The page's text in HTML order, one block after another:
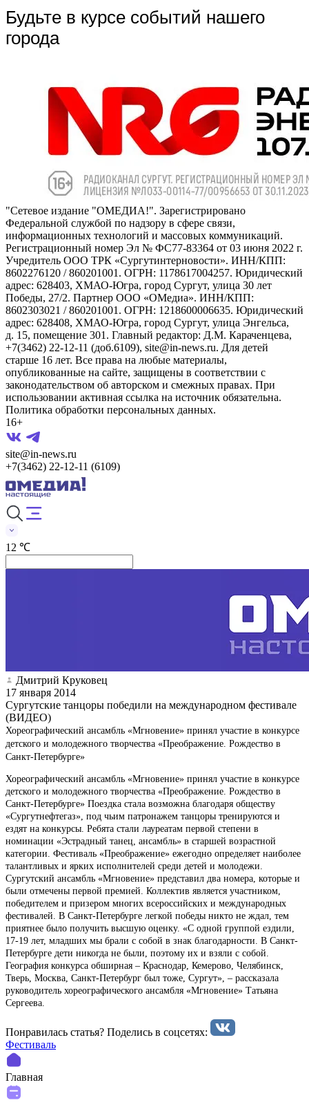
Будьте в курсе событий нашего
города
"Сетевое издание "ОМЕДИА!". Зарегистрировано
Федеральной службой по надзору в сфере связи,
информационных технологий и массовых коммуникаций.
Регистрационный номер Эл № ФС77-83364 от 03 июня 2022 г.
Учредитель ООО ТРК «Сургутинтерновости». ИНН/КПП:
8602276120 / 860201001. ОГРН: 1178617004257. Юридический
адрес: 628403, ХМАО-Югра, город Сургут, улица 30 лет
Победы, 27/2. Партнер ООО «ОМедиа». ИНН/КПП:
8602303021 / 860201001. ОГРН: 1218600006635. Юридический
адрес: 628408, ХМАО-Югра, город Сургут, улица Энгельса,
д. 15, помещение 301. Главный редактор: Д.М. Караченцева,
+7(3462) 22-12-11 (доб.6109), site@in-news.ru. Для детей
старше 16 лет. Все права на любые материалы,
опубликованные на сайте, защищены в соответствии с
законодательством об авторском и смежных правах. При
использовании активная ссылка на источник обязательна.
Политика обработки персональных данных.
16+
site@in-news.ru
+7(3462) 22-12-11 (6109)
12 ℃
Дмитрий Круковец
17 января 2014
Сургутские танцоры победили на международном фестивале
(ВИДЕО)
Хореографический ансамбль «Мгновение» принял участие в конкурсе
детского и молодежного творчества «Преображение. Рождество в
Санкт-Петербурге»
Хореографический ансамбль «Мгновение» принял участие в конкурсе
детского и молодежного творчества «Преображение. Рождество в
Санкт-Петербурге» Поездка стала возможна благодаря обществу
«Сургутнефтегаз», под чьим патронажем танцоры тренируются и
ездят на конкурсы. Ребята стали лауреатам первой степени в
номинации «Эстрадный танец, ансамбль» в старшей возрастной
категории. Фестиваль «Преображение» ежегодно определяет наиболее
талантливых и ярких исполнителей среди детей и молодежи.
Сургутский ансамбль «Мгновение» представил два номера, которые и
были отмечены первой премией. Коллектив является участником,
победителем и призером многих всероссийских и международных
фестивалей. В Санкт-Петербурге легкой победы никто не ждал, тем
приятнее было получить высшую оценку. «С одной группой ездили,
17-19 лет, младших мы брали с собой в знак благодарности. В Санкт-
Петербурге дети никогда не были, поэтому их и взяли с собой.
География конкурса обширная – Краснодар, Кемерово, Челябинск,
Тверь, Москва, Санкт-Петербург был тоже, Сургут», – рассказала
руководитель хореографического ансамбля «Мгновение» Татьяна
Сергеева.
Понравилась статья? Поделиcь в соцсетях:
Фестиваль
Главная